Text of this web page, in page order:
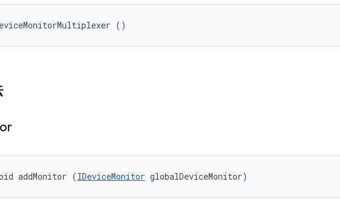
()
addMonitor (IDeviceMonitor globalDeviceMonitor)